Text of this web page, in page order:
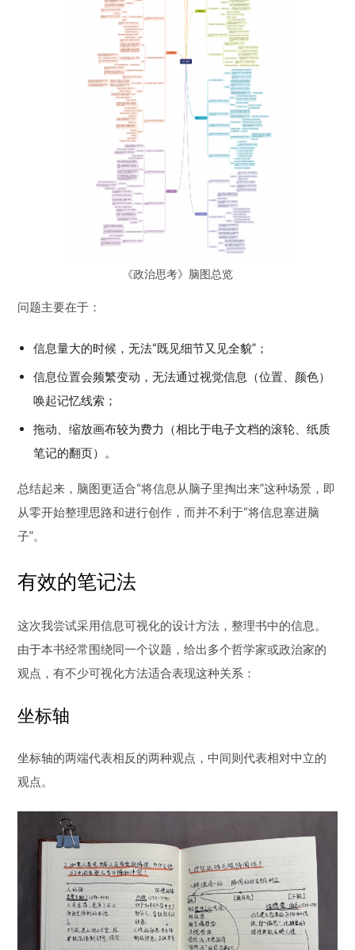
《政治思考》脑图总览
问题主要在于：
信息量大的时候，无法“既见细节又见全貌”；
信息位置会频繁变动，无法通过视觉信息（位置、颜色）
唤起记忆线索；
拖动、缩放画布较为费力（相比于电子文档的滚轮、纸质
笔记的翻页）。
总结起来，脑图更适合“将信息从脑子里掏出来”这种场景，即
从零开始整理思路和进行创作，而并不利于“将信息塞进脑
子”。
有效的笔记法
这次我尝试采用信息可视化的设计方法，整理书中的信息。
由于本书经常围绕同一个议题，给出多个哲学家或政治家的
观点，有不少可视化方法适合表现这种关系：
坐标轴
坐标轴的两端代表相反的两种观点，中间则代表相对中立的
观点。